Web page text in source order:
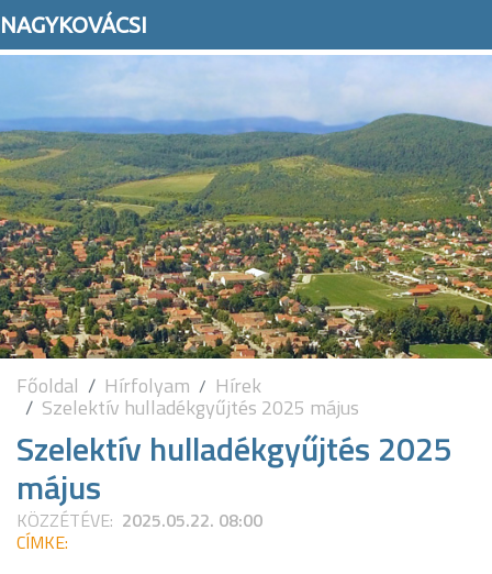
NAGYKOVÁCSI
Főoldal Hírfolyam Hírek
Szelektív hulladékgyűjtés 2025 május
Szelektív hulladékgyűjtés 2025
május
KÖZZÉTÉVE: 2025.05.22. 08:00
CÍMKE: